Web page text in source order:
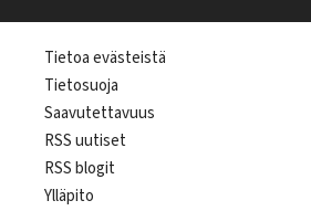
Tietoa evästeistä
Tietosuoja
Saavutettavuus
RSS uutiset
RSS blogit
Ylläpito